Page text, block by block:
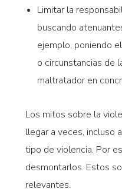
Limitar la
buscando
ejemplo, poniendo
o circunstancias de
maltratador en
Los mitos sobre la
llegar a veces, incluso
tipo de violencia. Por
desmontarlos. Estos
relevantes.